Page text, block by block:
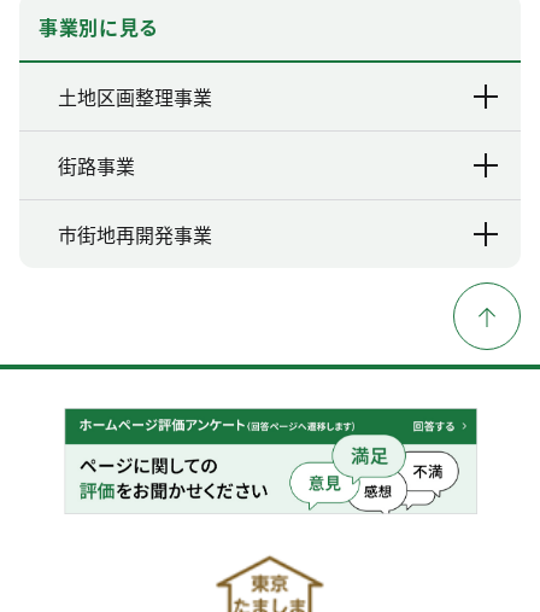
事業別に見る
土地区画整理事業
街路事業
市街地再開発事業